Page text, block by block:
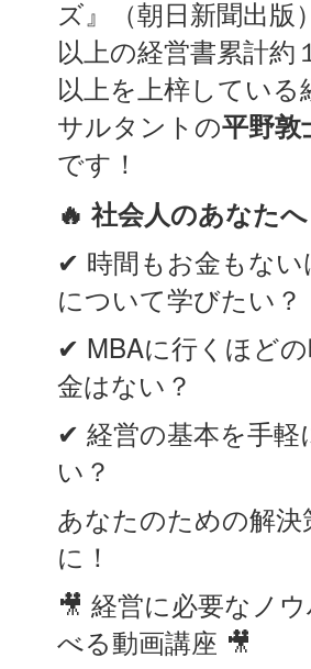
ズ』（朝日新聞出版
以上の経営書累計約
以上を上梓している
サルタントの平野敦
です！
🔥 社会人のあなた
✔︎ 時間もお金もない
について学びたい？
✔︎ MBAに行くほど
金はない？
✔︎ 経営の基本を手軽
い？
あなたのための解決
に！
🎥 経営に必要なノ
べる動画講座 🎥